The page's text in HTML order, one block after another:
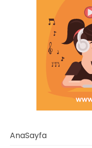
AnaSayfa